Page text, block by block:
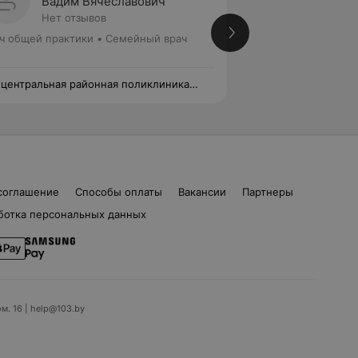
Нет отзывов
общей практики • Семейный врач
районная поликлиника
Способы оплаты Вакансии
Партнеры
персональных данных
16 | help@103.by